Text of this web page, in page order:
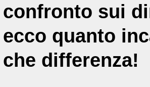
confronto sui
ecco quanto
che differenza!